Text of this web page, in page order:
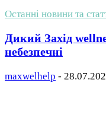
Останні новини та
Дикий Захід
небезпечні
maxwelhelp -